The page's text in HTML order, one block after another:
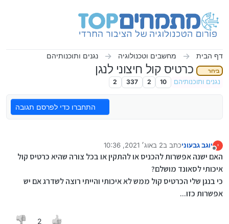
דף הבית מחשבים וטכנולוגיה נגנים ותוכנותיהם
בירור כרטיס קול חיצוני לנגן
נגנים ותוכנותיהם 10
2
337
2
התחברו כדי לפרסם תגובה
י יוגב גבעוניכתב ב2 באוג׳ 2021, 10:36
נערך לאחרונה על ידי יוגב גבעוני
האם ישנה אפשרות להכניס או להתקין או בכל צורה שהיא כרטיס קול
איכותי לסאונד מושלם?
כי בנגן שלי הכרטיס קול ממש לא איכותי והייתי רוצה לשדרג אם יש
אפשרות כזו...
2